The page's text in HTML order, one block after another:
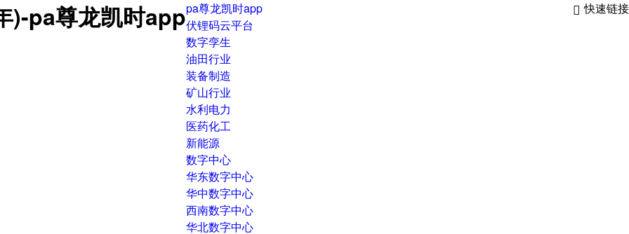
)-pa尊龙凯时apppa尊龙凯时app
伏锂码云平台
数字孪生
油田行业
装备制造
矿山行业
水利电力
医药化工
新能源
数字中心
华东数字中心
华中数字中心
西南数字中心
华北数字中心
 快速链接